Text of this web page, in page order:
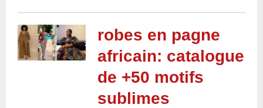
robes en pagne
africain: catalogue
de +50 motifs
sublimes